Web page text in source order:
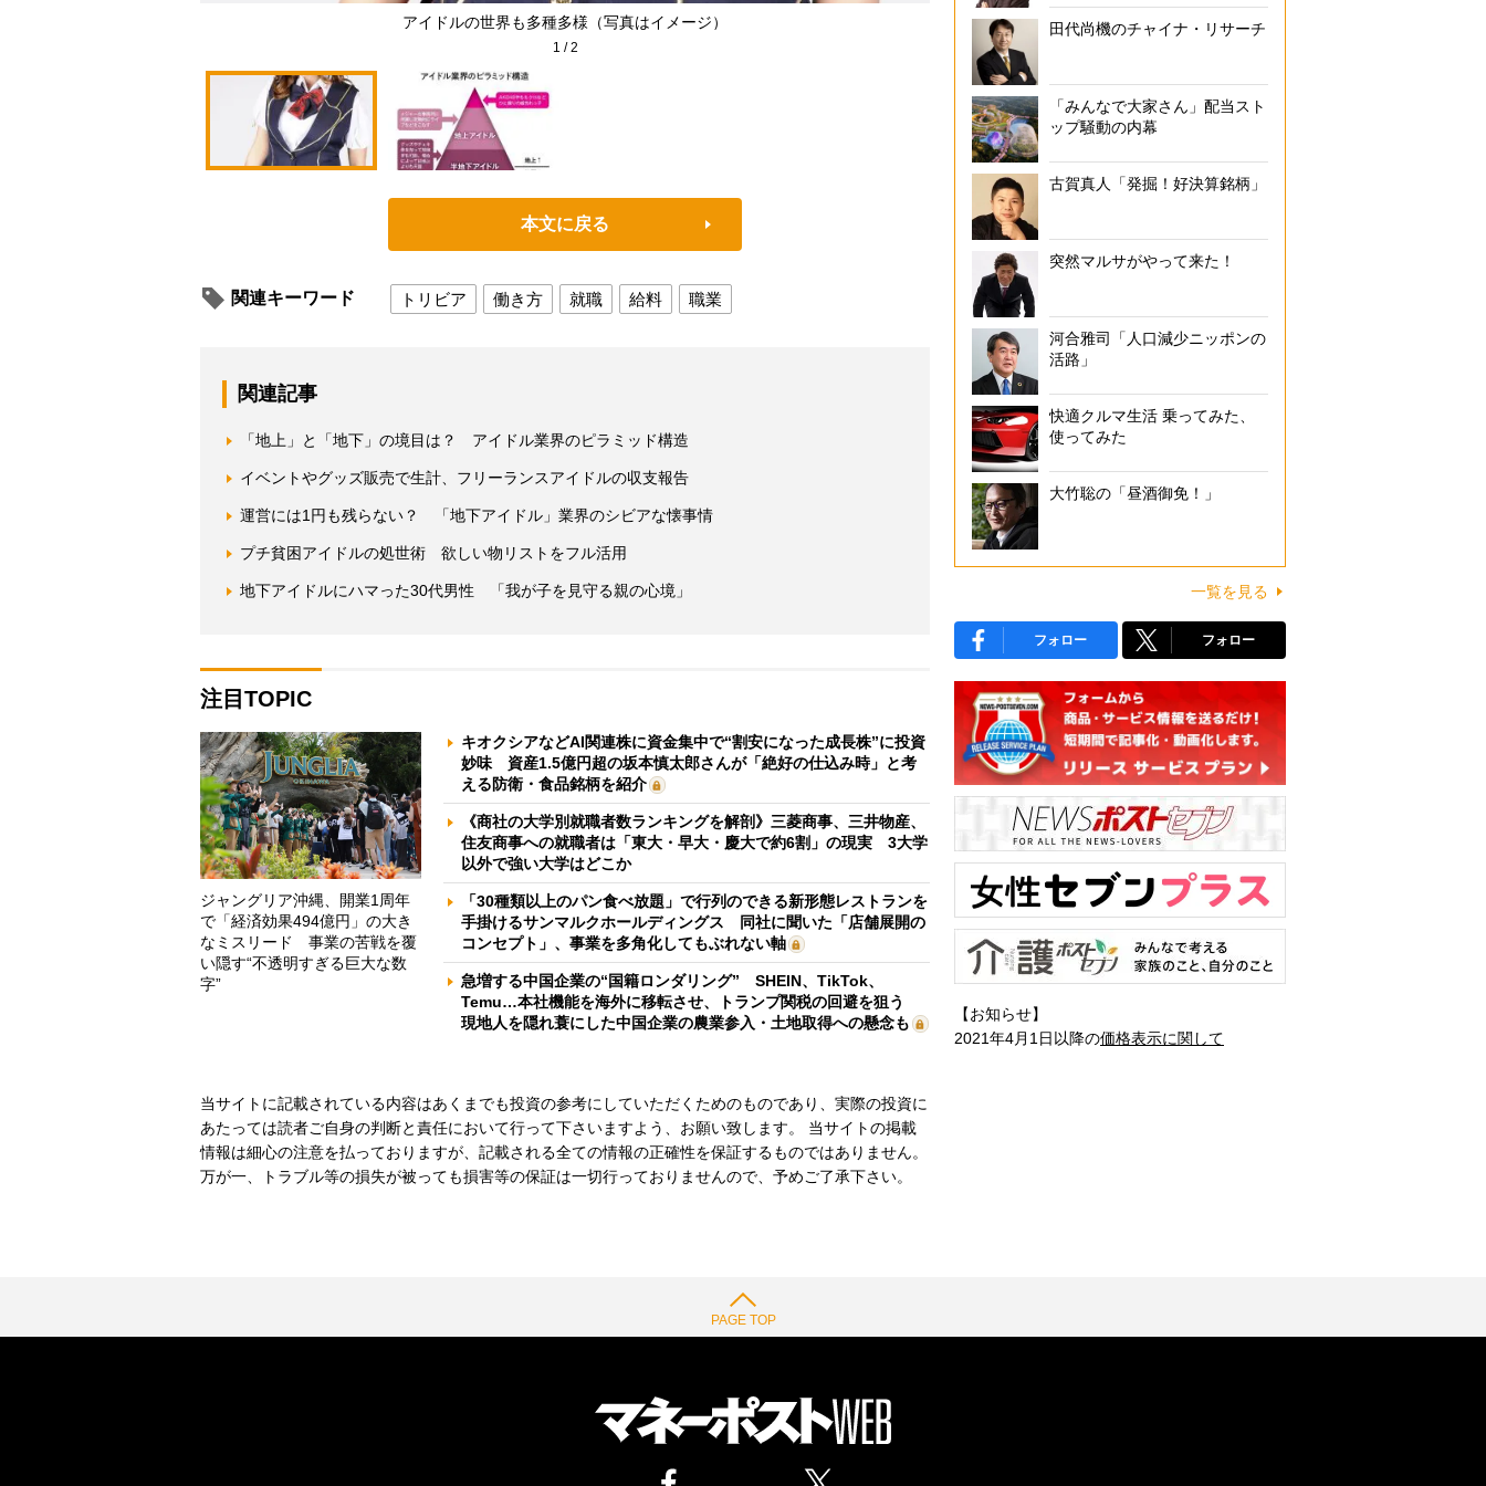
アイドルの世界も多種多様（写真はイメージ） アイドル業界のピラミッド構造
1 /2
本文に戻る
関連キーワード トリビア 働き方 就職 給料 職業
関連記事
「地上」と「地下」の境目は？ アイドル業界のピラミッド構造
イベントやグッズ販売で生計、フリーランスアイドルの収支報告
運営には1円も残らない？ 「地下アイドル」業界のシビアな懐事情
プチ貧困アイドルの処世術 欲しい物リストをフル活用
地下アイドルにハマった30代男性 「我が子を見守る親の心境」
注目TOPIC
ジャングリア沖縄、開業1周年
で「経済効果494億円」の大き
なミスリード 事業の苦戦を覆
い隠す“不透明すぎる巨大な数
字”
キオクシアなどAI関連株に資金集中で“割安になった成長株”に投資
妙味 資産1.5億円超の坂本慎太郎さんが「絶好の仕込み時」と考
える防衛・食品銘柄を紹介
《商社の大学別就職者数ランキングを解剖》三菱商事、三井物産、
住友商事への就職者は「東大・早大・慶大で約6割」の現実 3大学
以外で強い大学はどこか
「30種類以上のパン食べ放題」で行列のできる新形態レストランを
手掛けるサンマルクホールディングス 同社に聞いた「店舗展開の
コンセプト」、事業を多角化してもぶれない軸
急増する中国企業の“国籍ロンダリング” SHEIN、TikTok、
Temu…本社機能を海外に移転させ、トランプ関税の回避を狙う
現地人を隠れ蓑にした中国企業の農業参入・土地取得への懸念も
当サイトに記載されている内容はあくまでも投資の参考にしていただくためのものであり、実際の投資に
あたっては読者ご自身の判断と責任において行って下さいますよう、お願い致します。 当サイトの掲載
情報は細心の注意を払っておりますが、記載される全ての情報の正確性を保証するものではありません。
万が一、トラブル等の損失が被っても損害等の保証は一切行っておりませんので、予めご了承下さい。
田代尚機のチャイナ・リサーチ
「みんなで大家さん」配当スト
ップ騒動の内幕
古賀真人「発掘！好決算銘柄」
突然マルサがやって来た！
河合雅司「人口減少ニッポンの
活路」
快適クルマ生活 乗ってみた、
使ってみた
大竹聡の「昼酒御免！」
一覧を見る
フォロー フォロー
【お知らせ】
2021年4月1日以降の価格表示に関して
PAGE TOP